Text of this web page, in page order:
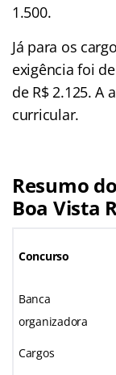
1.500.
Já para os
exigência foi
de R$ 2.125. A
curricular.
Resumo
Boa Vista
Concurso
Banca
organizadora
Cargos